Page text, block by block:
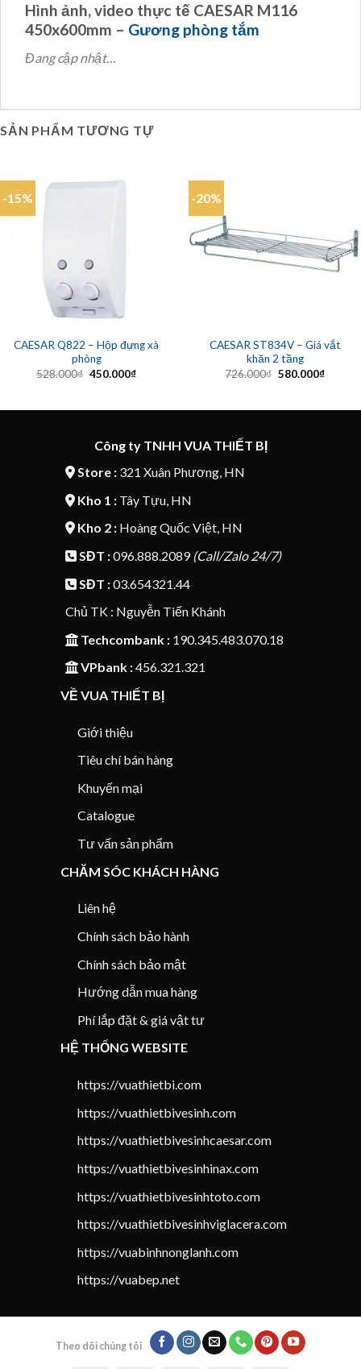
Hình ảnh, video thực tế CAESAR M116
450x600mm – Gương phòng tắm
Đang cập nhật…
SẢN PHẨM TƯƠNG TỰ
-15%
CAESAR Q822 – Hộp đựng xà
phòng
528.000₫ Giá
450.000₫Giá
450.000₫.
-20%
CAESAR ST834V – Giá vắt
khăn 2 tầng
726.000₫ Giá
580.000₫Giá
Công ty TNHH VUA THIẾT BỊ
Store :321 Xuân Phương, HN
Kho 1 :Tây Tựu, HN
Kho 2 :Hoàng Quốc Việt, HN
SĐT :096.888.2089 (Call/Zalo 24/7)
SĐT :03.654321.44
Chủ TK : Nguyễn Tiến Khánh
Techcombank :190.345.483.070.18
VPbank :456.321.321
VỀ VUA THIẾT BỊ
Giới thiệu
Tiêu chí bán hàng
Khuyến mại
Catalogue
Tư vấn sản phẩm
CHĂM SÓC KHÁCH HÀNG
Liên hệ
Chính sách bảo hành
Chính sách bảo mật
Hướng dẫn mua hàng
Phí lắp đặt & giá vật tư
HỆ THỐNG WEBSITE
https://vuathietbi.com
https://vuathietbivesinh.com
https://vuathietbivesinhcaesar.com
https://vuathietbivesinhinax.com
https://vuathietbivesinhtoto.com
https://vuathietbivesinhviglacera.com
https://vuabinhnonglanh.com
https://vuabep.net
Theo dõi chúng tôi